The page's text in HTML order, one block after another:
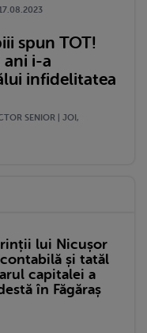
spun TOT!
ani i-a
infidelitatea
SENIOR | JOI,
lui Nicușor
și tatăl
capitalei a
în Făgăraș